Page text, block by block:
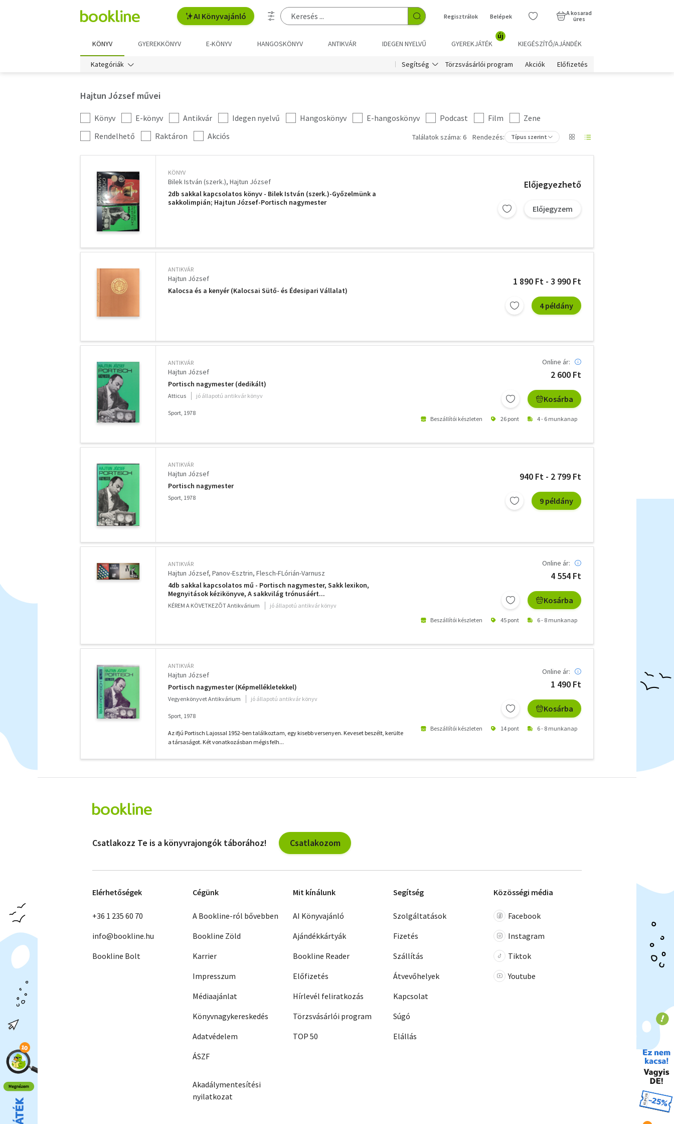
AI Könyvajánló Regisztrálok Belépek
A kosarad
üres
KÖNYV GYEREKKÖNYV E-KÖNYV HANGOSKÖNYV ANTIKVÁR IDEGEN NYELVŰ GYEREKJÁTÉK
új
KIEGÉSZÍTŐ/AJÁNDÉK
Kategóriák Segítség Törzsvásárlói program Akciók Előfizetés
Hajtun József művei
Kategória
szűrés
Könyv E-könyv Antikvár Idegen nyelvű Hangoskönyv E-hangoskönyv Podcast Film
Zene
További
szűrők
Rendelhető Raktáron Akciós Találatok száma: 6 Rendezés: Típus szerint
KÖNYV
Bilek István (szerk.) Hajtun József
2db sakkal kapcsolatos könyv - Bilek István (szerk.)-Győzelmünk a
sakkolimpián; Hajtun József-Portisch nagymester
Előjegyezhető
Előjegyzem
ANTIKVÁR
Hajtun József
Kalocsa és a kenyér (Kalocsai Sütő- és Édesipari Vállalat)
1 890 Ft - 3 990 Ft
4 példány
ANTIKVÁR
Hajtun József
Portisch nagymester (dedikált)
Atticus jó állapotú antikvár könyv
Sport, 1978
Online ár:
2 600 Ft
Kosárba
Beszállítói készleten 26 pont 4 - 6 munkanap
ANTIKVÁR
Hajtun József
Portisch nagymester
Sport, 1978
940 Ft - 2 799 Ft
9 példány
ANTIKVÁR
Hajtun József Panov-Esztrin Flesch-FLórián-Varnusz
4db sakkal kapcsolatos mű - Portisch nagymester, Sakk lexikon,
Megnyitások kézikönyve, A sakkvilág trónusáért...
KÉREM A KÖVETKEZÕT Antikvárium jó állapotú antikvár könyv
Online ár:
4 554 Ft
Kosárba
Beszállítói készleten 45 pont 6 - 8 munkanap
ANTIKVÁR
Hajtun József
Portisch nagymester (Képmellékletekkel)
Vegyenkönyvet Antikvárium jó állapotú antikvár könyv
Sport, 1978
Az ifjú Portisch Lajossal 1952-ben találkoztam, egy kisebb versenyen. Keveset beszélt, kerülte
a társaságot. Két vonatkozásban mégis felh...
Online ár:
1 490 Ft
Kosárba
Beszállítói készleten 14 pont 6 - 8 munkanap
szűrők
Csatlakozz Te is a könyvrajongók táborához! Csatlakozom
Elérhetőségek
+36 1 235 60 70
info@bookline.hu
Bookline Bolt
Cégünk
A Bookline-ról bővebben
Bookline Zöld
Karrier
Impresszum
Médiaajánlat
Könyvnagykereskedés
Adatvédelem
ÁSZF
Akadálymentesítési
nyilatkozat
Mit kínálunk
AI Könyvajánló
Ajándékkártyák
Bookline Reader
Előfizetés
Hírlevél feliratkozás
Törzsvásárlói program
TOP 50
Segítség
Szolgáltatások
Fizetés
Szállítás
Átvevőhelyek
Kapcsolat
Súgó
Elállás
Közösségi média
Facebook
Instagram
Tiktok
Youtube